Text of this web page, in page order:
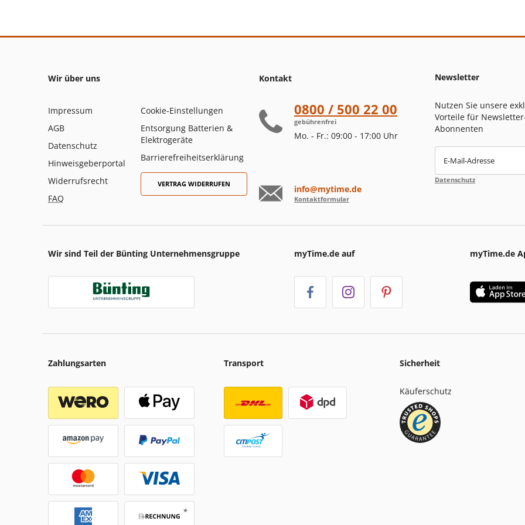
Wir über uns
Impressum
AGB
Datenschutz
Hinweisgeberportal
Widerrufsrecht
FAQ
Cookie-Einstellungen
Entsorgung Batterien &
Elektrogeräte
Barrierefreiheitserklärung
VERTRAG WIDERRUFEN
Kontakt
0800 / 500 22 00
gebührenfrei
Mo. - Fr.: 09:00 - 17:00 Uhr
info@mytime.de
Kontaktformular
Newsletter
Nutzen Sie unsere
Vorteile für
Abonnenten
E-Mail-Adresse
Datenschutz
Wir sind Teil der Bünting Unternehmensgruppe myTime.de auf myTime.de
Zahlungsarten Transport Sicherheit
Käuferschutz